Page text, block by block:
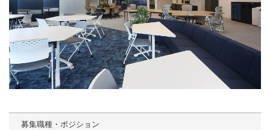
募集職種・ポジション